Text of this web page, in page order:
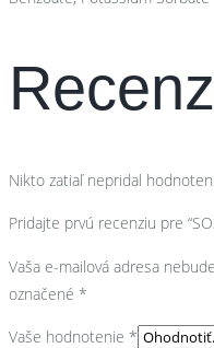
Nikto zatiaľ nepridal
Pridajte prvú recenziu pre
Vaša e-mailová adresa
označené *
Vaše hodnotenie *